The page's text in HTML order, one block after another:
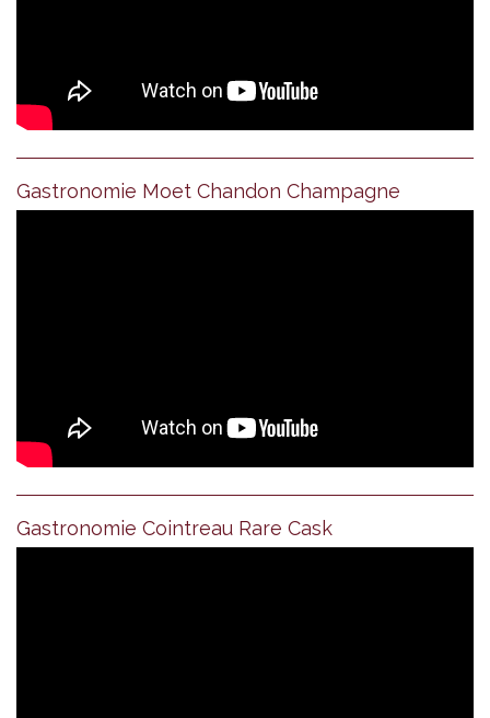
Gastronomie Moet Chandon Champagne
Gastronomie Cointreau Rare Cask